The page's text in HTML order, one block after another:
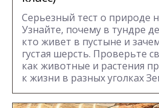
Серьезный тест о природе
Узнайте, почему в тундре
кто живет в пустыне и
густая шерсть. Проверьте
как животные и растения
к жизни в разных уголках